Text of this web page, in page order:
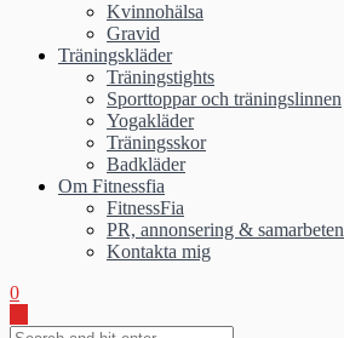
Kvinnohälsa
Gravid
Träningskläder
Träningstights
Sporttoppar och träningslinnen
Yogakläder
Träningsskor
Badkläder
Om Fitnessfia
FitnessFia
PR, annonsering & samarbeten
Kontakta mig
0